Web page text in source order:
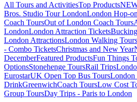
All Tours and ActivitiesTop Products
Bros. Studio Tour LondonLondon Hop-
Coach ToursOut of London Coach Tours
LondonLondon Attraction Tickets
London AttractionsLondon Walking Tours
- Combo TicketsChristmas and New Year
DecemberFeatured ProductsFun Things
OptionsStonehenge ToursRail Trips
EurostarUK Open Top Bus Tours
DrinkGreenwichCoach ToursLow Cost
Group ToursDay Trips - Paris to London